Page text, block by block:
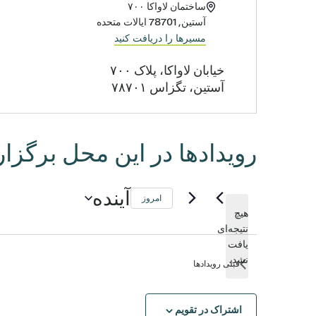
آدرسساختمان لاواکا ۷۰۰
آستین,
78701 ایالات متحده
مسیرها را دریافت کنید
خیابان لاواکا، پلاک ۷۰۰
آستین، تگزاس ۷۸۷۰۱
رویدادها در این محل
اطلاعیه
هیچ
نتیجه‌ای
یافت
نشد.
امروز آینده
را
قبلی رویدادها
اشتراک در تقویم